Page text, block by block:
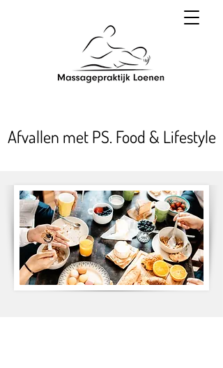
Afvallen met PS. Food & Lifestyle